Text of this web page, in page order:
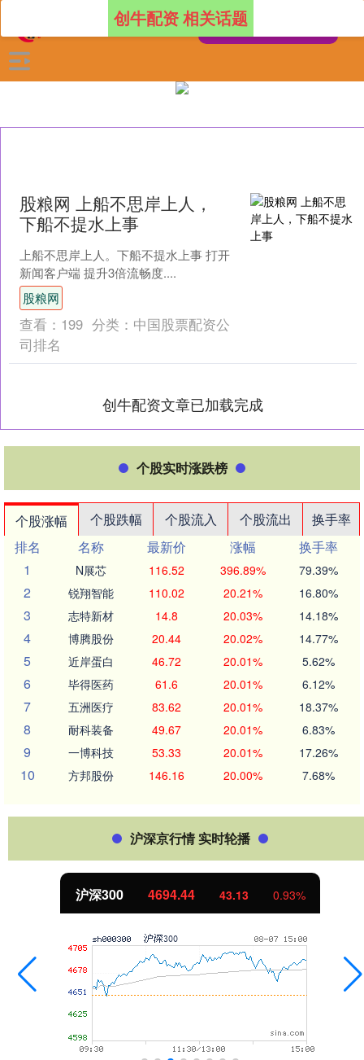
创牛配资 相关话题
股粮网 上船不思岸上人，
下船不提水上事
上船不思岸上人。下船不提水上事 打开
新闻客户端 提升3倍流畅度....
股粮网
查看： 199 分类： 中国股票配资公
司排名
创牛配资文章已加载完成
个股实时涨跌榜
个股涨幅 个股跌幅 个股流入 个股流出
换手率
排名
名称 最新价 涨幅
换手率
1
N展芯 116.52 396.89% 79.39%
2 锐翔智能 110.02 20.21% 16.80%
3 志特新材 14.8 20.03% 14.18%
4 博腾股份 20.44 20.02% 14.77%
5 近岸蛋白 46.72 20.01% 5.62%
6 毕得医药 61.6 20.01% 6.12%
7 五洲医疗 83.62 20.01% 18.37%
8 耐科装备 49.67 20.01% 6.83%
9 一博科技 53.33 20.01% 17.26%
10 方邦股份 146.16 20.00% 7.68%
沪深京行情 实时轮播
沪深300 4694.44 43.13 0.93%